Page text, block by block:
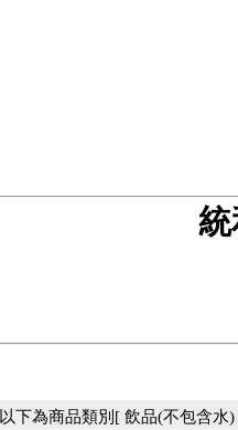
以下為商品類別[ 飲品(不包含水